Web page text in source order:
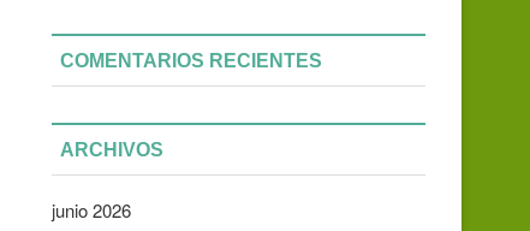
COMENTARIOS RECIENTES
ARCHIVOS
junio 2026